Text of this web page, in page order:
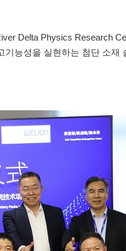
Delta Physics Research
능성을 실현하는 첨단 소재